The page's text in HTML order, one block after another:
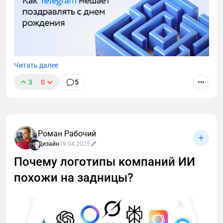
Как Telegram принуждает пользователя проходить
Читать далее
3 0 5
Роман Рабочий
Дизайн19.04.2025
Почему логотипы компаний ИИ
похожи на задницы?